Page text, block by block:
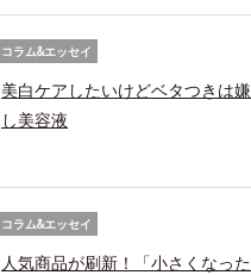
コラム&エッセイ
美白ケアしたいけどベタつきは
し美容液
コラム&エッセイ
人気商品が刷新！「小さくなっ